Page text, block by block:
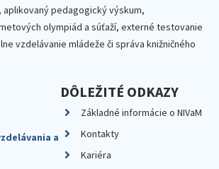
aplikovaný pedagogický výskum,
olympiád a súťaží, externé testovanie
vzdelávanie mládeže či správa knižničného
a
DÔLEŽITÉ ODKAZY
Základné informácie o NIVaM
Kontakty
Kariéra